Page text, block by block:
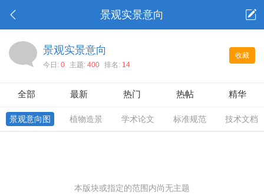
景观实景意向
收藏
景观实景意向
今日: 0 主题: 400 排名: 14
全部 最新 热门 热帖 精华
景观意向图 植物造景 学术论文 标准规范 技术文档
本版块或指定的范围内尚无主题